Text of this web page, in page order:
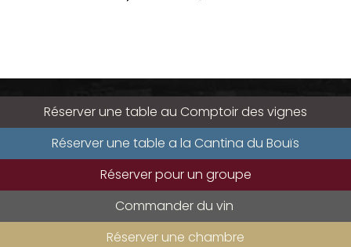
Réserver une table au Comptoir des vignes
Réserver une table a la Cantina du Bouïs
Réserver pour un groupe
Commander du vin
Réserver une chambre